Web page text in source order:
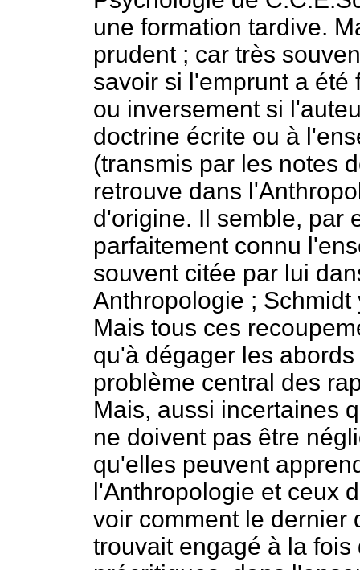
une formation tardive.
prudent ; car très
savoir si l'emprunt a été
ou inversement si
doctrine écrite ou à
(transmis par les notes
retrouve dans
d'origine. Il semble, par
parfaitement connu
souvent citée par lui
Anthropologie ;
Mais tous ces
qu'à dégager les
problème central des
Mais, aussi incertaines
ne doivent pas être
qu'elles peuvent
l'Anthropologie et ceux
voir comment le dernier
trouvait engagé à la